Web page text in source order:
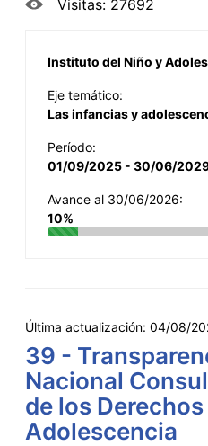
Visitas: 27692
Instituto del Niño y
Eje temático:
Las infancias y
Período:
01/09/2025 - 30/06/
Avance al 30/06/2026:
10%
Última actualización: 04/08/
39 -
Nacional
de los
Adolescencia